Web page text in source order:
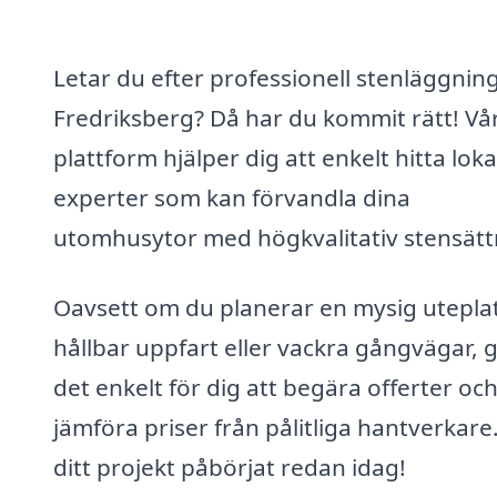
Letar du efter professionell
Fredriksberg? Då har du kommit rätt!
plattform hjälper dig att enkelt hitta
experter som kan förvandla dina
utomhusytor med högkvalitativ
Oavsett om du planerar en mysig
hållbar uppfart eller vackra gångvägar,
det enkelt för dig att begära offerter och
jämföra priser från pålitliga
ditt projekt påbörjat redan idag!